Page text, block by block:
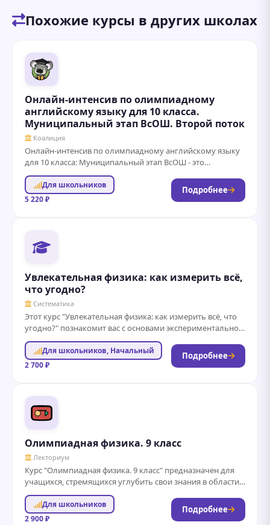
Похожие курсы в других школах
Онлайн-интенсив по олимпиадному
английскому языку для 10 класса.
Муниципальный этап ВсОШ. Второй поток
Коалиция
Онлайн-интенсив по олимпиадному английскому языку
для 10 класса: Муниципальный этап ВсОШ - это
уникальная возможность для школьников углубить свои
знания...
Для школьников
5 220 ₽
Подробнее
Увлекательная физика: как измерить всё,
что угодно?
Систематика
Этот курс "Увлекательная физика: как измерить всё, что
угодно?" познакомит вас с основами экспериментальной
физики и методами точных измерений. Вы...
Для школьников, Начальный
2 700 ₽
Подробнее
Олимпиадная физика. 9 класс
Лекториум
Курс "Олимпиадная физика. 9 класс" предназначен для
учащихся, стремящихся углубить свои знания в области
физики и подготовиться к олимпиадам и...
Для школьников
2 900 ₽
Подробнее